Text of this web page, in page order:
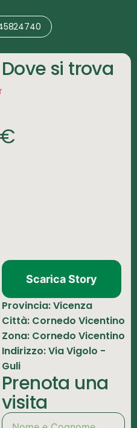
Dove si trova
Scarica Story
Provincia: Vicenza
Città: Cornedo Vicentino
Zona: Cornedo Vicentino
Indirizzo: Via Vigolo -
Guli
Prenota una
visita